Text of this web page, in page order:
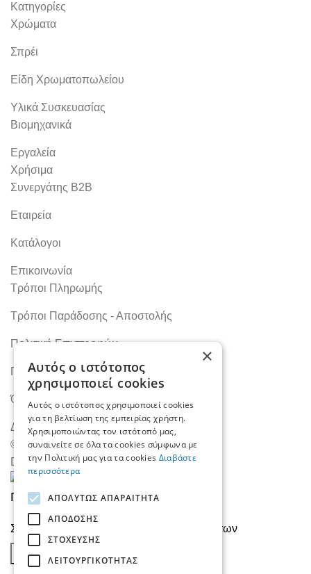
Κατηγορίες
Χρώματα
Σπρέι
Είδη Χρωματοπωλείου
Υλικά Συσκευασίας
Βιομηχανικά
Εργαλεία
Χρήσιμα
Συνεργάτης B2B
Εταιρεία
Κατάλογοι
Επικοινωνία
Τρόποι Πληρωμής
Τρόποι Παράδοσης - Αποστολής
Πολιτική Επιστροφών
Πολιτική Απορρήτου
Όροι Χρήσης
Δήλωση Προσβασιμότητας
© Ftiaxno.com
Designed byArtAbout
Πλαστικό Start-X Prof. Λευκό
Συνδεθείτε για να δείτε τιμή Επιλογή ιδιοτήτων
ΑΓΌΡΑΣΕ ΤΏΡΑ
×
Αυτός ο ιστότοπος
χρησιμοποιεί cookies
Αυτός ο ιστότοπος χρησιμοποιεί cookies
για τη βελτίωση της εμπειρίας χρήστη.
Χρησιμοποιώντας τον ιστότοπό μας,
συναινείτε σε όλα τα cookies σύμφωνα με
την Πολιτική μας για τα cookies Διαβάστε
περισσότερα
ΑΠΟΛΎΤΩΣ ΑΠΑΡΑΊΤΗΤΑ
ΑΠΌΔΟΣΗΣ
ΣΤΌΧΕΥΣΗΣ
ΛΕΙΤΟΥΡΓΙΚΌΤΗΤΑΣ